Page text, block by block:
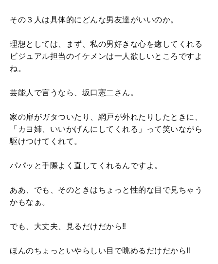
その３人は具体的にどんな男友達がいいのか。
理想としては、まず、私の男好きな心を癒してくれる
ビジュアル担当のイケメンは一人欲しいところですよ
ね。
芸能人で言うなら、坂口憲二さん。
家の扉がガタついたり、網戸が外れたりしたときに、
「カヨ姉、いいかげんにしてくれる」って笑いながら
駆けつけてくれて。
パパッと手際よく直してくれるんですよ。
ああ、でも、そのときはちょっと性的な目で見ちゃう
かもなぁ。
でも、大丈夫、見るだけだから‼︎
ほんのちょっといやらしい目で眺めるだけだから‼